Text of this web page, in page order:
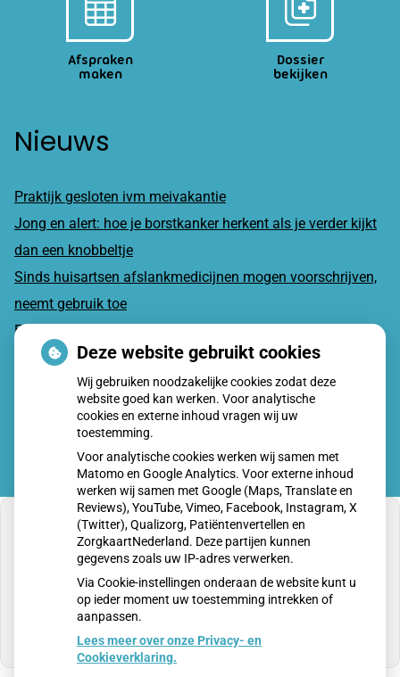
Afspraken
maken
Dossier
bekijken
Nieuws
Praktijk gesloten ivm meivakantie
Jong en alert: hoe je borstkanker herkent als je verder kijkt
dan een knobbeltje
Sinds huisartsen afslankmedicijnen mogen voorschrijven,
neemt gebruik toe
Eigen risico gaat onder toekomstig kabinet omhoog
Schurft sinds corona geen vergeten ziekte meer: aantal
uitbraken fors gestegen
U heeft geen toestemming gegeven voor
externe inhoud die nodig is om dit te zien.
Cookie-instellingen wijzigen
Deze website gebruikt cookies
Wij gebruiken noodzakelijke cookies zodat deze
website goed kan werken. Voor analytische
cookies en externe inhoud vragen wij uw
toestemming.
Voor analytische cookies werken wij samen met
Matomo en Google Analytics. Voor externe inhoud
werken wij samen met Google (Maps, Translate en
Reviews), YouTube, Vimeo, Facebook, Instagram, X
(Twitter), Qualizorg, Patiëntenvertellen en
ZorgkaartNederland. Deze partijen kunnen
gegevens zoals uw IP-adres verwerken.
Via Cookie-instellingen onderaan de website kunt u
op ieder moment uw toestemming intrekken of
aanpassen.
Lees meer over onze Privacy- en
Cookieverklaring.